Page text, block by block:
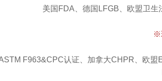
美国FDA、德国LFGB、欧盟卫
※
F963&CPC认证、加拿大CHPR、欧盟